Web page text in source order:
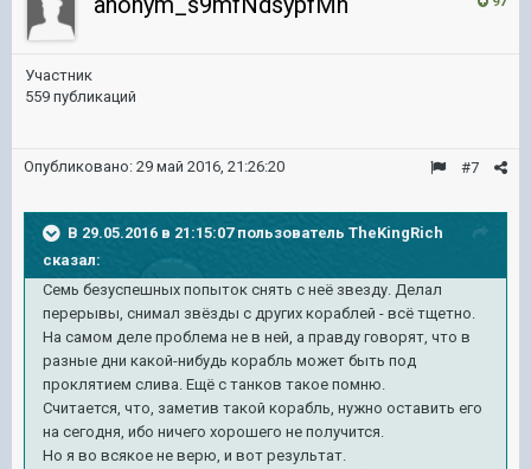
Участник
559 публикаций
#7
Опубликовано: 29 май 2016, 21:26:20
В 29.05.2016 в 21:15:07 пользователь TheKingRich
сказал:
Семь безуспешных попыток снять с неё звезду. Делал
перерывы, снимал звёзды с других кораблей - всё тщетно.
На самом деле проблема не в ней, а правду говорят, что в
разные дни какой-нибудь корабль может быть под
проклятием слива. Ещё с танков такое помню.
Считается, что, заметив такой корабль, нужно оставить его
на сегодня, ибо ничего хорошего не получится.
Но я во всякое не верю, и вот результат.